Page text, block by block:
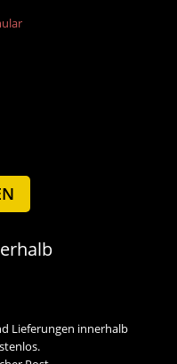
Lieferungen innerhalb